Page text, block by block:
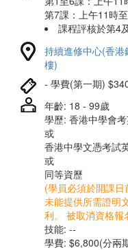
第7課：上午11時
課程評核於第4
持續進修中心(香
樓)
- 學費(第一期)
年齡: 18 - 99歲
學歷: 香港中學會
或
香港中學文憑考試
或
同等資歷
(學員必須於開課
未能提供所需證明
利。 被取消資格報
技能: --
學費: $6,800(分兩